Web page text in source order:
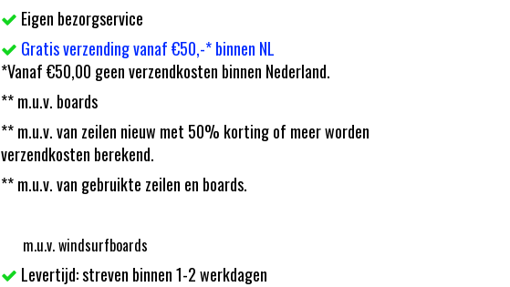
Eigen bezorgservice
Gratis verzending vanaf €50,-* binnen NL
*Vanaf €50,00 geen verzendkosten binnen Nederland.
** m.u.v. boards
** m.u.v. van zeilen nieuw met 50% korting of meer worden
verzendkosten berekend.
** m.u.v. van gebruikte zeilen en boards.
m.u.v. windsurfboards
Levertijd: streven binnen 1-2 werkdagen